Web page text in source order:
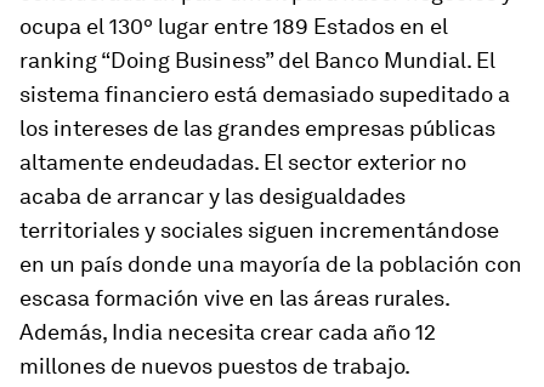
ocupa el 130º lugar entre 189 Estados en el
ranking “Doing Business” del Banco Mundial. El
sistema financiero está demasiado supeditado a
los intereses de las grandes empresas públicas
altamente endeudadas. El sector exterior no
acaba de arrancar y las desigualdades
territoriales y sociales siguen incrementándose
en un país donde una mayoría de la población con
escasa formación vive en las áreas rurales.
Además, India necesita crear cada año 12
millones de nuevos puestos de trabajo.